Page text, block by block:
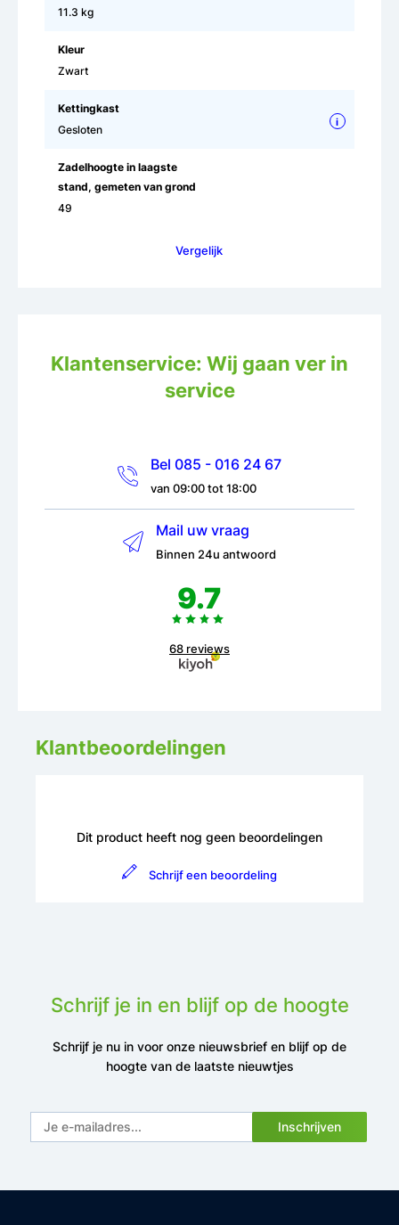
11.3 kg
Kleur
Zwart
Kettingkast
Gesloten
i
Zadelhoogte in laagste
stand, gemeten van grond
49
Vergelijk
Klantenservice: Wij gaan ver in
service
Bel 085 - 016 24 67
van 09:00 tot 18:00
Mail uw vraag
Binnen 24u antwoord
9.7
68 reviews
Klantbeoordelingen
Dit product heeft nog geen beoordelingen
Schrijf een beoordeling
Schrijf je in en blijf op de hoogte
Schrijf je nu in voor onze nieuwsbrief en blijf op de
hoogte van de laatste nieuwtjes
Inschrijven